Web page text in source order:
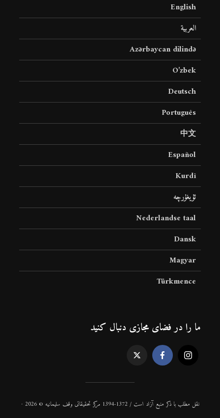
English
العربية
Azərbaycan dilində
O’zbek
Deutsch
Português
中文
Español
Kurdî
ئۇيغۇرچە
Nederlandse taal
Dansk
Magyar
Türkmence
ما را در فضای مجازی دنبال کنید
نقل مطلب با ذكر منبع آزاد است / 1372-1394 مركز تحقیقاتی وقف سلیمانیه © 2026 ·